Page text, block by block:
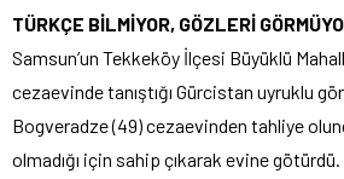
TÜRKÇE BİLMİYOR, GÖZLERİ
Samsun’un Tekkeköy İlçesi Büyüklü
cezaevinde tanıştığı Gürcistan uyruklu
Bogveradze (49) cezaevinden tahliye
olmadığı için sahip çıkarak evine